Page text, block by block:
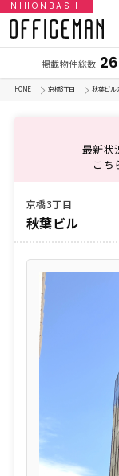
NIHONBASHI
掲載物件総数
HOME 京橋3丁目 秋葉ビル
最新状
こち
京橋3丁目
秋葉ビル